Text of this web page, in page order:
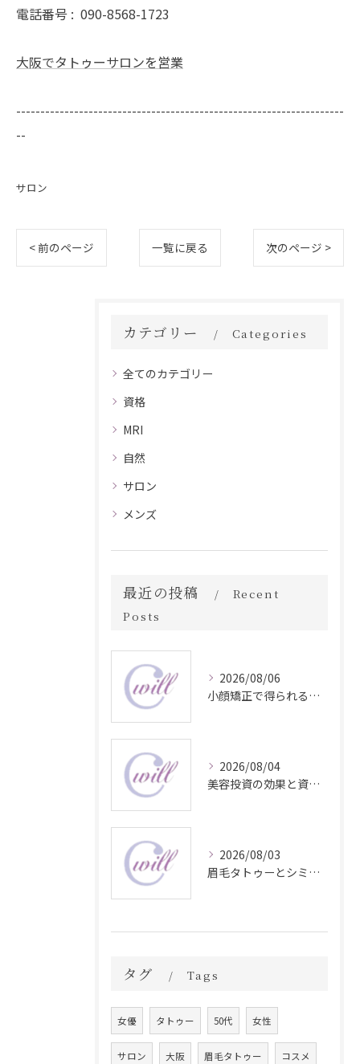
電話番号 : 090-8568-1723
大阪でタトゥーサロンを営業
--------------------------------------------------------------------
--
サロン
< 前のページ 一覧に戻る 次のページ >
カテゴリー Categories
全てのカテゴリー
資格
MRI
自然
サロン
メンズ
最近の投稿
Recent
Posts
2026/08/06
小顔矯正で得られる顔変化の科学的効果
2026/08/04
美容投資の効果と資産価値の解説
2026/08/03
眉毛タトゥーとシミ予防に効く食材解説
タグ Tags
女優 タトゥー 50代 女性
サロン 大阪 眉毛タトゥー コスメ